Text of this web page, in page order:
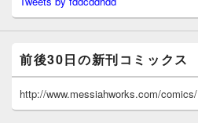
前後30日の新刊コミックス
http://www.messiahworks.com/comics/